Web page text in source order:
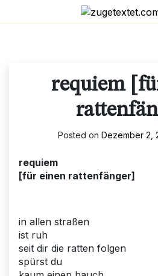
requiem
Posted on Dezember 2,
requiem
[für einen rattenfänger]
in allen straßen
ist ruh
seit dir die ratten folgen
spürst du